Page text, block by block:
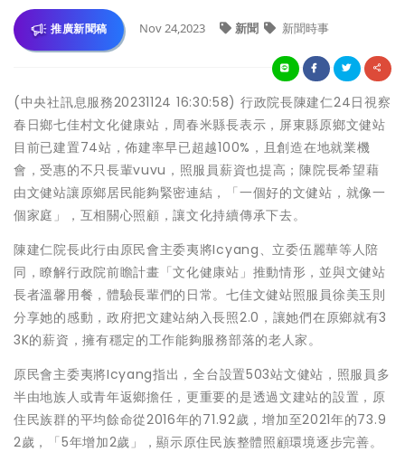
推廣新聞稿 Nov 24,2023 新聞 新聞時事
(中央社訊息服務20231124 16:30:58) 行政院長陳建仁24日視察
春日鄉七佳村文化健康站，周春米縣長表示，屏東縣原鄉文健站
目前已建置74站，佈建率早已超越100%，且創造在地就業機
會，受惠的不只長輩vuvu，照服員薪資也提高；陳院長希望藉
由文健站讓原鄉居民能夠緊密連結，「一個好的文健站，就像一
個家庭」，互相關心照顧，讓文化持續傳承下去。
陳建仁院長此行由原民會主委夷將Icyang、立委伍麗華等人陪
同，瞭解行政院前瞻計畫「文化健康站」推動情形，並與文健站
長者溫馨用餐，體驗長輩們的日常。七佳文健站照服員徐美玉則
分享她的感動，政府把文建站納入長照2.0，讓她們在原鄉就有3
3K的薪資，擁有穩定的工作能夠服務部落的老人家。
原民會主委夷將Icyang指出，全台設置503站文健站，照服員多
半由地族人或青年返鄉擔任，更重要的是透過文建站的設置，原
住民族群的平均餘命從2016年的71.92歲，增加至2021年的73.9
2歲，「5年增加2歲」，顯示原住民族整體照顧環境逐步完善。